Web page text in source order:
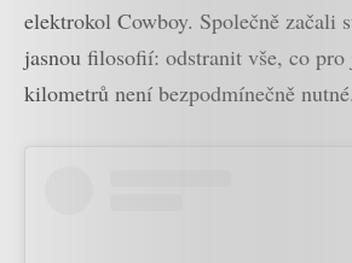
elektrokol Cowboy. Společně začali
jasnou filosofií: odstranit vše, co
kilometrů není bezpodmínečně nutné.